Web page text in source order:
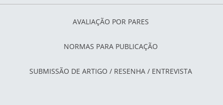
AVALIAÇÃO POR PARES
NORMAS PARA PUBLICAÇÃO
SUBMISSÃO DE ARTIGO / RESENHA / ENTREVISTA